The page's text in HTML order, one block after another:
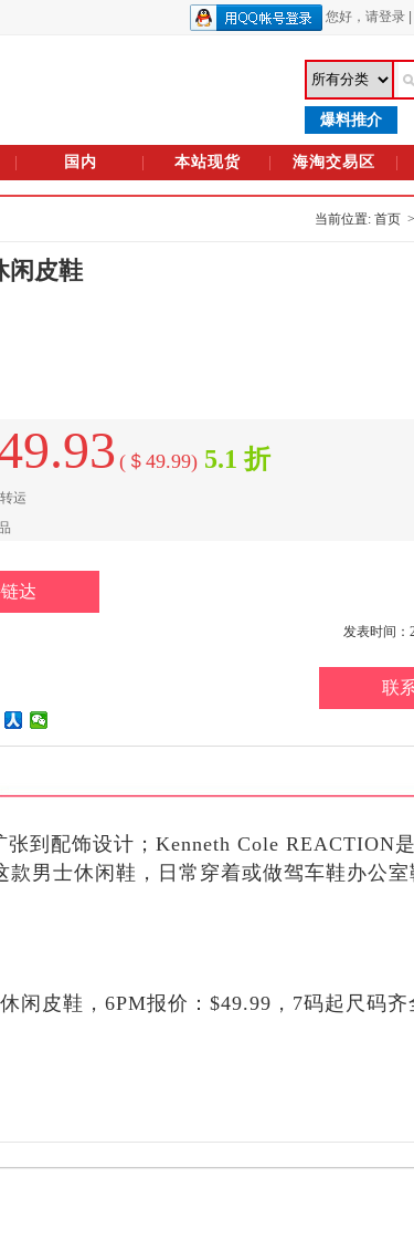
您好， 请登录
爆料推介
国内 本站现货 海淘交易区
当前位置: 首页 >
闲皮鞋
(＄49.99) 5.1 折
转运
达
发表时间：
联
到配饰设计；Kenneth Cole REACTION
男士休闲鞋，日常穿着或做驾车鞋办公室
闲皮鞋，6PM报价：$49.99，7码起尺码齐